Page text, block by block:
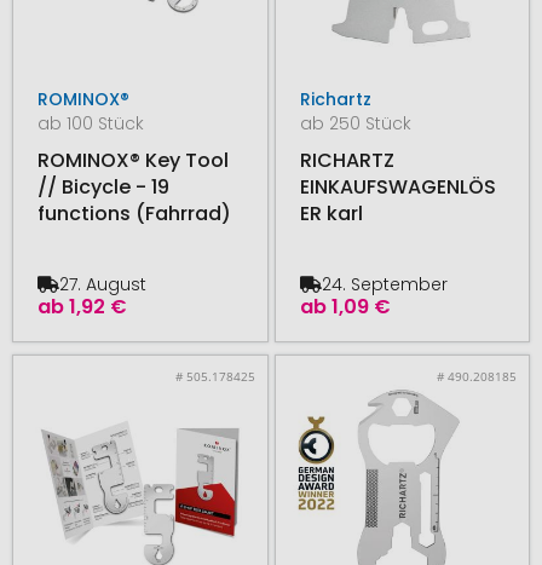
ROMINOX®
ab 100 Stück
ROMINOX® Key Tool
// Bicycle - 19
functions (Fahrrad)
ab1,92 €
27. August
Richartz
ab 250 Stück
RICHARTZ
EINKAUFSWAGENLÖS
ER karl
ab1,09 €
24. September
# 505.178425 # 490.208185